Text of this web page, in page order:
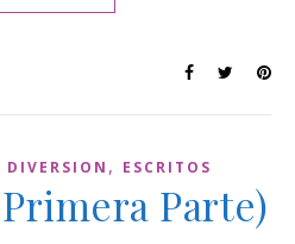
DIVERSION , ESCRITOS
Parte)